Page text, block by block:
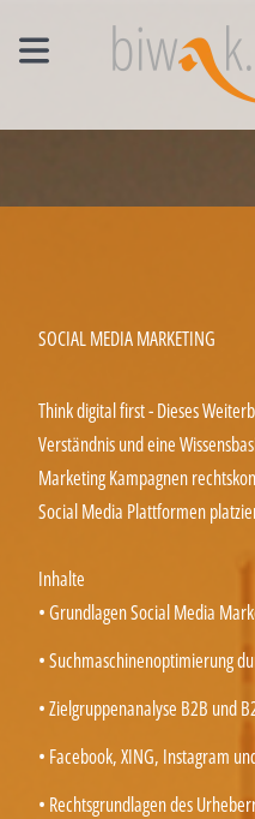
SOCIAL MEDIA MARKETING
Think digital first - Dieses
Verständnis und eine
Marketing Kampagnen
Social Media Plattformen
Inhalte
• Grundlagen Social Media
• Suchmaschinenoptimierung
• Zielgruppenanalyse B2B und
• Facebook, XING, Instagram
• Rechtsgrundlagen des